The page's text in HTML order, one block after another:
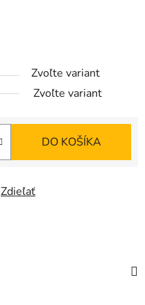
Zvoľte variant
Zvoľte variant
DO KOŠÍKA
Zdieľať